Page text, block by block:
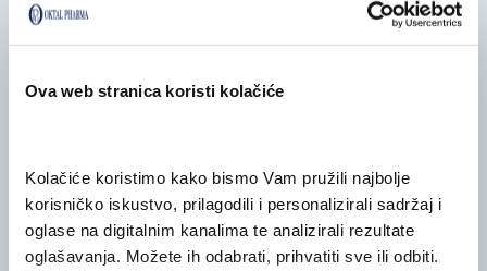
Ova web stranica koristi kolačiće
Kolačiće koristimo kako bismo Vam pružili najbolje
korisničko iskustvo, prilagodili i personalizirali sadržaj i
oglase na digitalnim kanalima te analizirali rezultate
oglašavanja. Možete ih odabrati, prihvatiti sve ili odbiti.